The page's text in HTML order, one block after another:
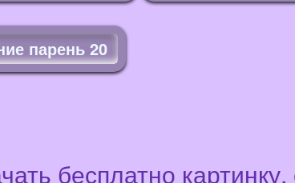
парень 20
бесплатно картинку,